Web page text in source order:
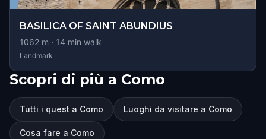
BASILICA OF SAINT ABUNDIUS
1062 m · 14 min walk
Landmark
Scopri di più a Como
Tutti i quest a Como Luoghi da visitare a Como
Cosa fare a Como